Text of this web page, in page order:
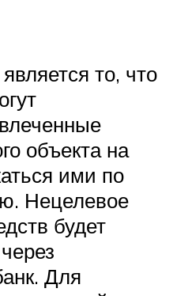
то, что
объекта на
ими по
Нецелевое
будет
Для